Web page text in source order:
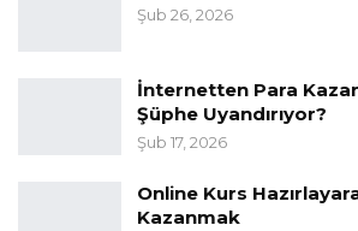
Şub 26, 2026
İnternetten Para
Şüphe Uyandırıyor?
Şub 17, 2026
Online Kurs
Kazanmak